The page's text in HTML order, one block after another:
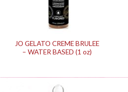
JO GELATO CREME BRULEE
– WATER BASED (1 oz)